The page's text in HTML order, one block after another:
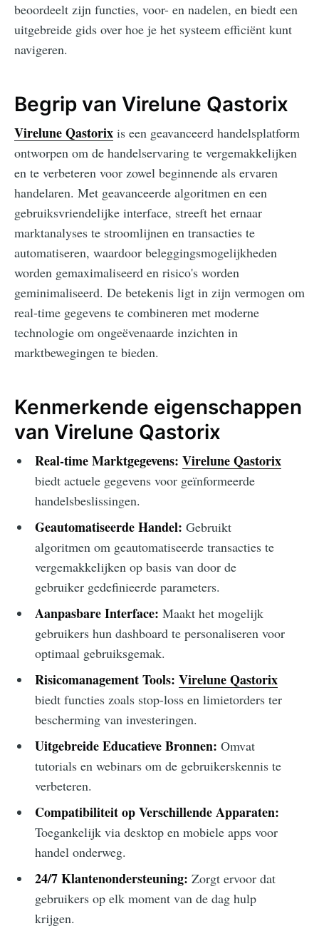
beoordeelt zijn functies, voor- en nadelen, en biedt een
uitgebreide gids over hoe je het systeem efficiënt kunt
navigeren.
Begrip van Virelune Qastorix
Virelune Qastorix is een geavanceerd handelsplatform
ontworpen om de handelservaring te vergemakkelijken
en te verbeteren voor zowel beginnende als ervaren
handelaren. Met geavanceerde algoritmen en een
gebruiksvriendelijke interface, streeft het ernaar
marktanalyses te stroomlijnen en transacties te
automatiseren, waardoor beleggingsmogelijkheden
worden gemaximaliseerd en risico's worden
geminimaliseerd. De betekenis ligt in zijn vermogen om
real-time gegevens te combineren met moderne
technologie om ongeëvenaarde inzichten in
marktbewegingen te bieden.
Kenmerkende eigenschappen
van Virelune Qastorix
Real-time Marktgegevens: Virelune Qastorix
biedt actuele gegevens voor geïnformeerde
handelsbeslissingen.
Geautomatiseerde Handel: Gebruikt
algoritmen om geautomatiseerde transacties te
vergemakkelijken op basis van door de
gebruiker gedefinieerde parameters.
Aanpasbare Interface: Maakt het mogelijk
gebruikers hun dashboard te personaliseren voor
optimaal gebruiksgemak.
Risicomanagement Tools: Virelune Qastorix
biedt functies zoals stop-loss en limietorders ter
bescherming van investeringen.
Uitgebreide Educatieve Bronnen: Omvat
tutorials en webinars om de gebruikerskennis te
verbeteren.
Compatibiliteit op Verschillende Apparaten:
Toegankelijk via desktop en mobiele apps voor
handel onderweg.
24/7 Klantenondersteuning: Zorgt ervoor dat
gebruikers op elk moment van de dag hulp
krijgen.